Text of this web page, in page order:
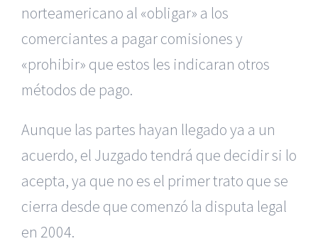
norteamericano al «obligar» a los
comerciantes a pagar comisiones y
«prohibir» que estos les indicaran otros
métodos de pago.
Aunque las partes hayan llegado ya a un
acuerdo, el Juzgado tendrá que decidir si lo
acepta, ya que no es el primer trato que se
cierra desde que comenzó la disputa legal
en 2004.